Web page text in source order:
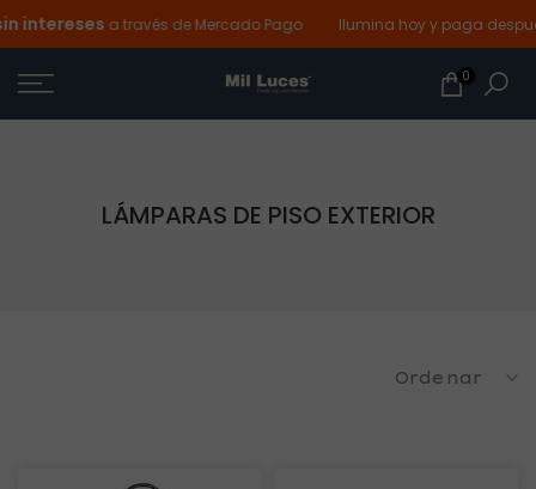
Ir
al
contenido
interesesa través de Mercado Pago Ilumina hoy y paga
0
LÁMPARAS DE PISO EXTERIOR
Ordenar